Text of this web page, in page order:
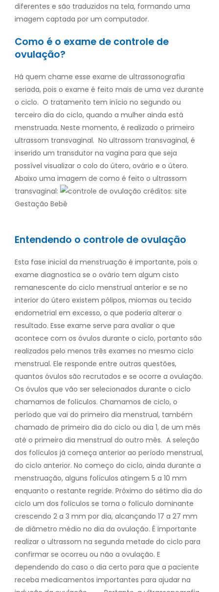
diferentes e são traduzidos na tela, formando uma
imagem captada por um computador.
Como é o exame de controle de
ovulação?
Há quem chame esse exame de ultrassonografia
seriada, pois o exame é feito mais de uma vez durante
o ciclo. O tratamento tem início no segundo ou
terceiro dia do ciclo, quando a mulher ainda está
menstruada. Neste momento, é realizado o primeiro
ultrassom transvaginal. No ultrassom transvaginal, é
inserido um transdutor na vagina para que seja
possível visualizar o colo do útero, ovário e o útero.
Abaixo uma imagem de como é feito o ultrassom
transvaginal:
créditos: site
Gestação Bebê
Entendendo o controle de ovulação
Esta fase inicial da menstruação é importante, pois o
exame diagnostica se o ovário tem algum cisto
remanescente do ciclo menstrual anterior e se no
interior do útero existem pólipos, miomas ou tecido
endometrial em excesso, o que poderia alterar o
resultado. Esse exame serve para avaliar o que
acontece com os óvulos durante o ciclo, portanto são
realizados pelo menos três exames no mesmo ciclo
menstrual. Ele responde entre outras questões,
quantos óvulos são recrutados e se ocorre a ovulação.
Os óvulos que vão ser selecionados durante o ciclo
chamamos de folículos. Chamamos de ciclo, o
período que vai do primeiro dia menstrual, também
chamado de primeiro dia do ciclo ou dia 1, de um mês
até o primeiro dia menstrual do outro mês. A seleção
dos folículos já começa anterior ao período menstrual,
do ciclo anterior. No começo do ciclo, ainda durante a
menstruação, alguns folículos atingem 5 a 10 mm
enquanto o restante regride. Próximo do sétimo dia do
ciclo um dos folículos se torna o folículo dominante
crescendo 2 a 3 mm por dia, alcançando 17 a 27 mm
de diâmetro médio no dia da ovulação. É importante
realizar o ultrassom na segunda metade do ciclo para
confirmar se ocorreu ou não a ovulação. E
dependendo do caso o dia certo para que a paciente
receba medicamentos importantes para ajudar na